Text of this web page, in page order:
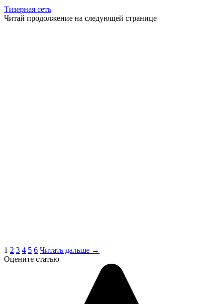
Тизерная сеть
Читай продолжение на следующей странице
1 2 3 4 5 6 Читать дальше →
Оцените статью